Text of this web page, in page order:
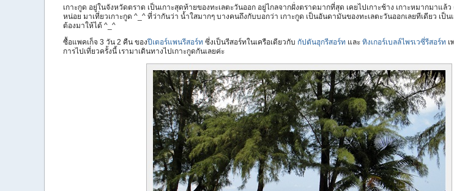
เกาะกูด อยู่ในจังหวัดตราด เป็นเกาะสุดท้ายของทะเลตะวันออก อยู่ไกลจากฝั่งตราดมากที่สุด เคยไปเกาะช้าง เกาะหมากมาแล้
หน่อย มาเที่ยวเกาะกูด ^_^ ที่ว่ากันว่า น้ำใสมากๆ บางคนถึงกับบอกว่า เกาะกูด เป็นอันดามันของทะเลตะวันออกเลยทีเดียว เป็น
ต้องมาให้ได้ ^_^
ซื้อแพคเก็จ 3 วัน 2 คืน ของปีเตอร์แพนรีสอร์ท ซึ่งเป็นรีสอร์ทในเครือเดียวกับ กัปตันฮุกรีสอร์ท และ ทิงเกอร์เบลล์ไพรเวซี่รีสอร์ท เ
การไปเที่ยวครั้งนี้ เรามาเดินทางไปเกาะกูดกันเลยค่ะ